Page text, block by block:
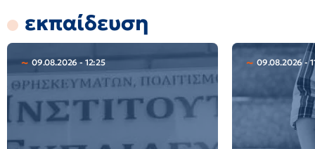
εκπαίδευση
09.08.2026 - 12:25 09.08.2026 -